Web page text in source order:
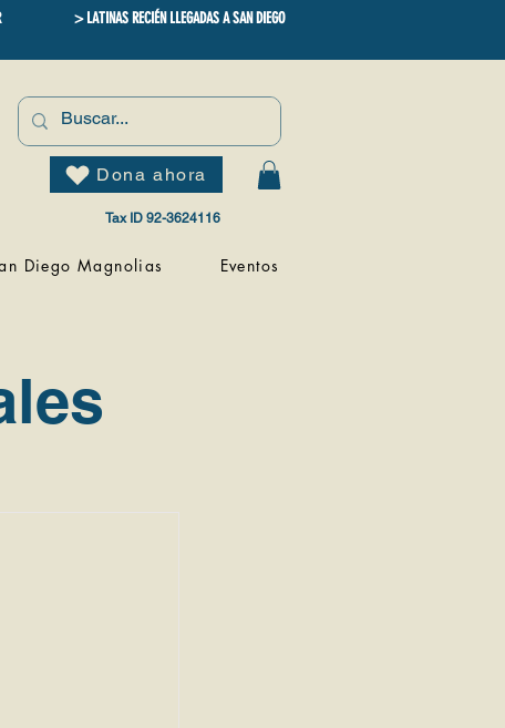
> LATINAS RECIÉN LLEGADAS A SAN DIEGO
Dona ahora
Tax ID 92-3624116
Diego Magnolias Eventos